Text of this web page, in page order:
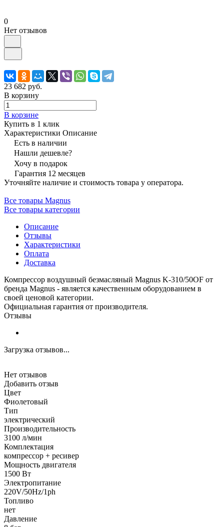
0
Нет отзывов
23 682 руб.
В корзину
В корзине
Купить в 1 клик
Характеристики Описание
Есть в наличии
Нашли дешевле?
Хочу в подарок
Гарантия 12 месяцев
Уточняйте наличие и стоимость товара у оператора.
Все товары Magnus
Все товары категории
Описание
Отзывы
Характеристики
Оплата
Доставка
Компрессор воздушный безмасляный Magnus K-310/50OF от
бренда Magnus - является качественным оборудованием в
своей ценовой категории.
Официальная гарантия от производителя.
Отзывы
Загрузка отзывов...
Нет отзывов
Добавить отзыв
Цвет
Фиолетовый
Тип
электрический
Производительность
3100 л/мин
Комплектация
компрессор + ресивер
Мощность двигателя
1500 Вт
Электропитание
220V/50Hz/1ph
Топливо
нет
Давление